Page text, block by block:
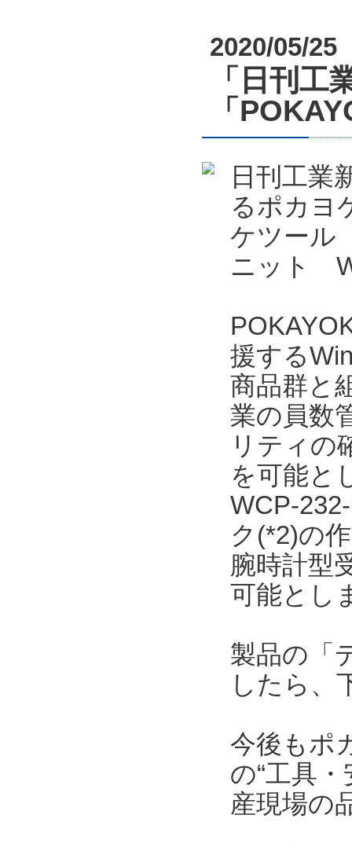
2020/05/25
「日刊工
「
日刊工業
るポカヨ
ケツール
ニット
援する
商品群と
業の員数
リティの
を可能と
WCP-
ク(*2)の
腕時計型
可能とし
製品の「
したら、
今後もポ
の“工具
産現場の